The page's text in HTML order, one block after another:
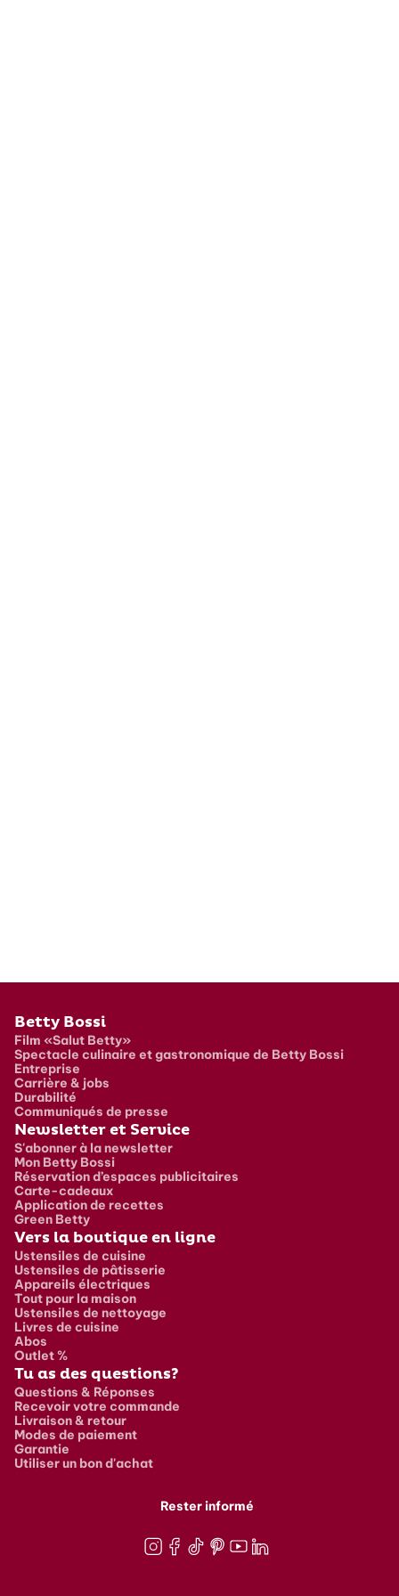
Pied de page
Betty Bossi
Film «Salut Betty»
Spectacle culinaire et gastronomique de Betty Bossi
Entreprise
Carrière & jobs
Durabilité
Communiqués de presse
Newsletter et Service
S'abonner à la newsletter
Mon Betty Bossi
Réservation d’espaces publicitaires
Carte-cadeaux
Application de recettes
Green Betty
Vers la boutique en ligne
Ustensiles de cuisine
Ustensiles de pâtisserie
Appareils électriques
Tout pour la maison
Ustensiles de nettoyage
Livres de cuisine
Abos
Outlet %
Tu as des questions?
Questions & Réponses
Recevoir votre commande
Livraison & retour
Modes de paiement
Garantie
Utiliser un bon d'achat
Rester informé